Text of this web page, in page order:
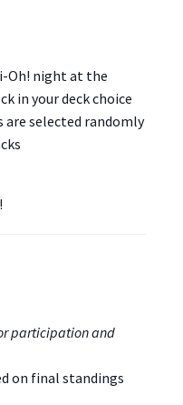
Oh! night at the
in your deck choice
selected randomly
participation and
on final standings